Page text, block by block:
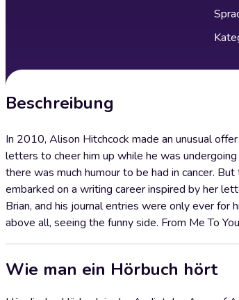
Beschreibung
In 2010, Alison Hitchcock made an unusual
letters to cheer him up while he was
there was much humour to be had in cancer.
embarked on a writing career inspired by her
Brian, and his journal entries were only ever
above all, seeing the funny side. From Me To
Wie man ein Hörbuch hört